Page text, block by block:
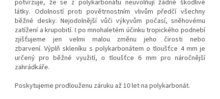
potvrzuje, že se z polykarbonátu neuvolňují žádné škodlivé
látky. Odolností proti povětrnostním vlivům předčí všechny
běžné desky. Nejodolnější vůči výkyvům počasí, sněhovému
zatížení a krupobití. I po mnohaletém účinku tropického podnebí
zjišťujeme jen velmi malou změnu jeho čirosti nebo
zbarvení. Výplň skleníku s polykarbonátem o tloušťce 4 mm je
určený pro běžné využití, o tloušťce 6 mm pro náročnější
zahrádkáře.
Poskytujeme prodlouženu záruku až 10 let na polykarbonát.